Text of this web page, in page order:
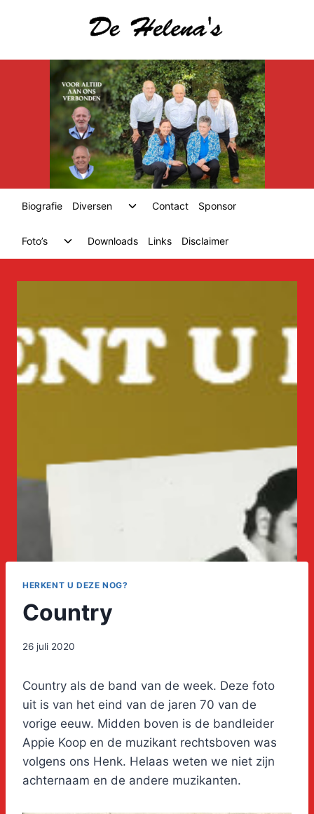
Biografie Diversen
ToggleContact Sponsor
Foto’s
ToggleDownloads Links Disclaimer
HERKENT U DEZE NOG?
Country
26 juli 2020
Country als de band van de week. Deze foto
uit is van het eind van de jaren 70 van de
vorige eeuw. Midden boven is de bandleider
Appie Koop en de muzikant rechtsboven was
volgens ons Henk. Helaas weten we niet zijn
achternaam en de andere muzikanten.